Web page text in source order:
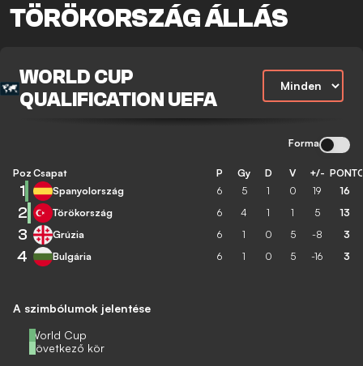
TÖRÖKORSZÁG ÁLLÁS
WORLD CUP
QUALIFICATION UEFA
Forma
A szimbólumok jelentése
World Cup
Következő kör
Poz Csapat P Gy D V +/-
1 Spanyolország 6 5 1 0 19 16
2 Törökország 6 4 1 1 5 13
3 Grúzia 6 1 0 5 -8 3
4 Bulgária 6 1 0 5 -16 3